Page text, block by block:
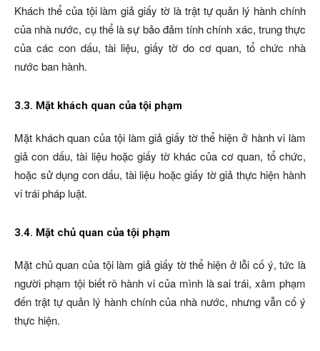
Khách thể của tội làm giả giấy tờ là trật tự quản lý hành chính
của nhà nước, cụ thể là sự bảo đảm tính chính xác, trung thực
của các con dấu, tài liệu, giấy tờ do cơ quan, tổ chức nhà
nước ban hành.
3.3. Mặt khách quan của tội phạm
Mặt khách quan của tội làm giả giấy tờ thể hiện ở hành vi làm
giả con dấu, tài liệu hoặc giấy tờ khác của cơ quan, tổ chức,
hoặc sử dụng con dấu, tài liệu hoặc giấy tờ giả thực hiện hành
vi trái pháp luật.
3.4. Mặt chủ quan của tội phạm
Mặt chủ quan của tội làm giả giấy tờ thể hiện ở lỗi cố ý, tức là
người phạm tội biết rõ hành vi của mình là sai trái, xâm phạm
đến trật tự quản lý hành chính của nhà nước, nhưng vẫn cố ý
thực hiện.